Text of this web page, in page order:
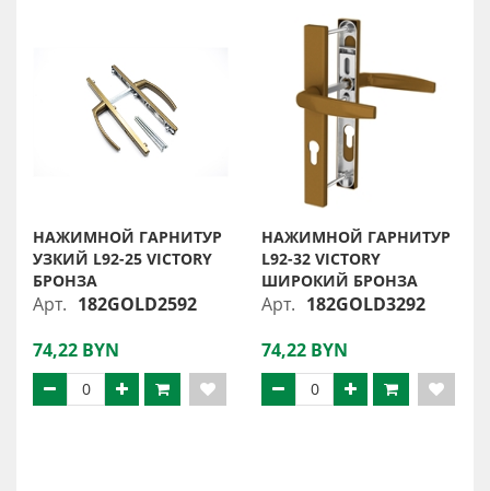
НАЖИМНОЙ ГАРНИТУР
УЗКИЙ L92-25 VICTORY
БРОНЗА
Арт. 182GOLD2592
74,22 BYN
НАЖИМНОЙ ГАРНИТУР
L92-32 VICTORY
ШИРОКИЙ БРОНЗА
Арт. 182GOLD3292
74,22 BYN